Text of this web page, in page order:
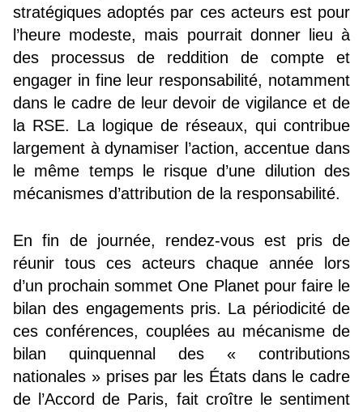
stratégiques adoptés par ces acteurs est pour
l’heure modeste, mais pourrait donner lieu à
des processus de reddition de compte et
engager in fine leur responsabilité, notamment
dans le cadre de leur devoir de vigilance et de
la RSE. La logique de réseaux, qui contribue
largement à dynamiser l’action, accentue dans
le même temps le risque d’une dilution des
mécanismes d’attribution de la responsabilité.
En fin de journée, rendez-vous est pris de
réunir tous ces acteurs chaque année lors
d’un prochain sommet One Planet pour faire le
bilan des engagements pris. La périodicité de
ces conférences, couplées au mécanisme de
bilan quinquennal des « contributions
nationales » prises par les États dans le cadre
de l’Accord de Paris, fait croître le sentiment